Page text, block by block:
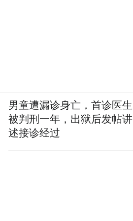
男童遭漏诊身亡，首诊医生
被判刑一年，出狱后发帖讲
述接诊经过